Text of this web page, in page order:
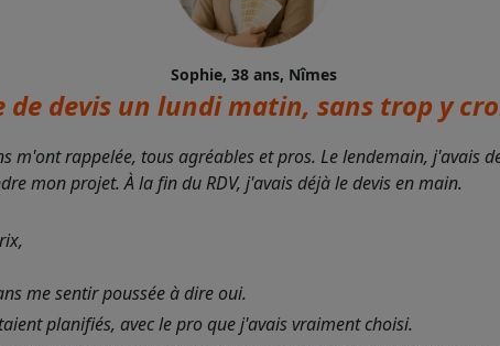
Sophie, 38 ans, Nîmes
de devis un lundi matin, sans trop y
m'ont rappelée, tous agréables et pros. Le lendemain, j'avais
mon projet. À la fin du RDV, j'avais déjà le devis en main.
me sentir poussée à dire oui.
planifiés, avec le pro que j'avais vraiment choisi.